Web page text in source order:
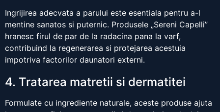
Ingrijirea adecvata a parului este esentiala pentru a-l
mentine sanatos si puternic. Produsele „Sereni Capelli”
hranesc firul de par de la radacina pana la varf,
contribuind la regenerarea si protejarea acestuia
impotriva factorilor daunatori externi.
4. Tratarea matretii si dermatitei
Formulate cu ingrediente naturale, aceste produse ajuta